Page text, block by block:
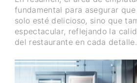
fundamental para asegurar
solo esté delicioso, sino que
espectacular, reflejando la
del restaurante en cada detalle.